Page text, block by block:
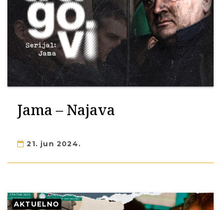
Jama – Najava
21. jun 2024.
AKTUELNO